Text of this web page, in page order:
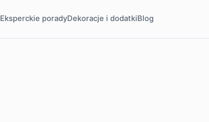
Eksperckie poradyDekoracje i dodatkiBlog